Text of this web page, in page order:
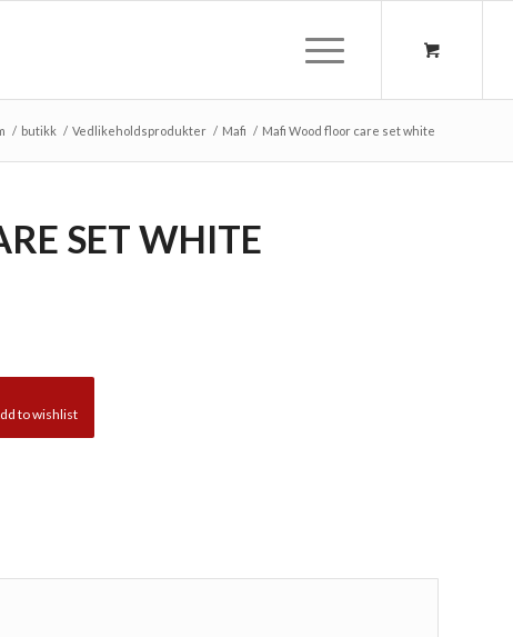
/ butikk / Vedlikeholdsprodukter / Mafi / Mafi Wood floor care set white
SET WHITE
to wishlist